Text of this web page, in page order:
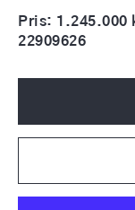
Pris: 1.245.000
22909626